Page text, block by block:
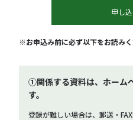
申し
※お申込み前に必ず以下をお読み
➀関係する資料は、ホーム
す。
登録が難しい場合は、郵送・